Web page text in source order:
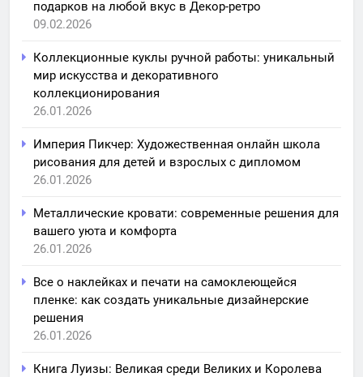
подарков на любой вкус в Декор-ретро
09.02.2026
Коллекционные куклы ручной работы: уникальный
мир искусства и декоративного
коллекционирования
26.01.2026
Империя Пикчер: Художественная онлайн школа
рисования для детей и взрослых с дипломом
26.01.2026
Металлические кровати: современные решения для
вашего уюта и комфорта
26.01.2026
Все о наклейках и печати на самоклеющейся
пленке: как создать уникальные дизайнерские
решения
26.01.2026
Книга Луизы: Великая среди Великих и Королева